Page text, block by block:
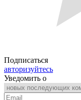
Подписаться
авторизуйтесь
Уведомить о